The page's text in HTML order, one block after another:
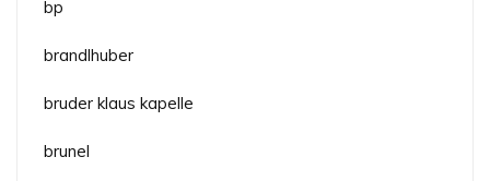
bp
brandlhuber
bruder klaus kapelle
brunel